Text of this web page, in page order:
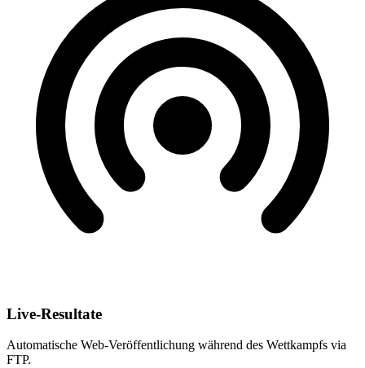
Live-Resultate
Automatische Web-Veröffentlichung während des Wettkampfs via
FTP.